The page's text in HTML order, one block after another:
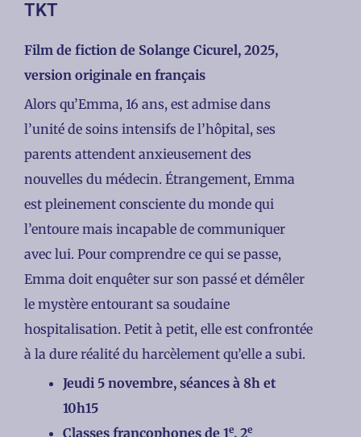
TKT
Film de fiction de Solange Cicurel, 2025,
version originale en français
Alors qu’Emma, 16 ans, est admise dans
l’unité de soins intensifs de l’hôpital, ses
parents attendent anxieusement des
nouvelles du médecin. Étrangement, Emma
est pleinement consciente du monde qui
l’entoure mais incapable de communiquer
avec lui. Pour comprendre ce qui se passe,
Emma doit enquêter sur son passé et démêler
le mystère entourant sa soudaine
hospitalisation. Petit à petit, elle est confrontée
à la dure réalité du harcèlement qu’elle a subi.
Jeudi 5 novembre, séances à 8h et
10h15
Classes francophones de 1e, 2e